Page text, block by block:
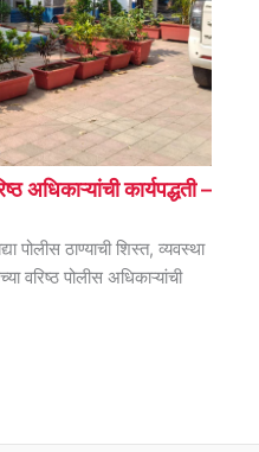
अधिकाऱ्यांची कार्यपद्धती –
पोलीस ठाण्याची शिस्त, व्यवस्था
वरिष्ठ पोलीस अधिकाऱ्यांची